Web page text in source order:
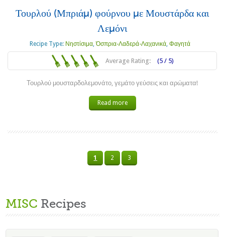
Τουρλού (Μπριάμ) φούρνου με Μουστάρδα και
Λεμόνι
Recipe Type: Νηστίσιμα,Όσπρια-Λαδερά-Λαχανικά, Φαγητά
Average Rating: (5 / 5)
Τουρλού μουσταρδολεμονάτο, γεμάτο γεύσεις και αρώματα!
Read more
1 2 3
MISC Recipes